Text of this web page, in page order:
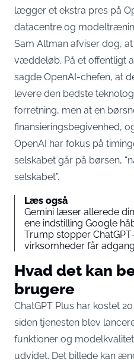
lægger et ekstra pres på
datacentre og
Sam Altman afviser dog,
væddeløb. På et offentligt
sagde OpenAI-chefen, at
levere den bedste
forretning, men at en
finansieringsbegivenhed,
OpenAI har fokus på
selskabet går på børsen,
selskabet”.
Læs også
Gemini læser allerede
ene indstilling Google
Trump stopper
virksomheder får
Hvad det kan
brugere
ChatGPT Plus har kostet
siden tjenesten blev
funktioner og
udvidet. Det billede kan